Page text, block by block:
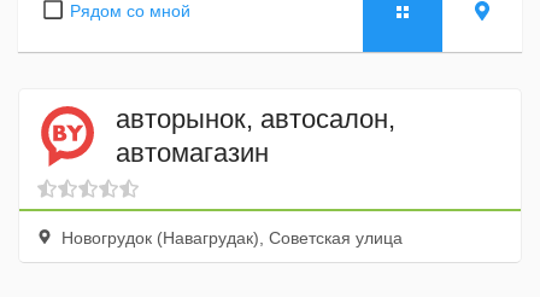
Рядом со мной
авторынок, автосалон,
автомагазин
Новогрудок (Навагрудак), Советская улица